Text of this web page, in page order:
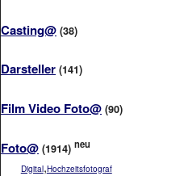
Casting@ (38)
Darsteller (141)
Film Video Foto@ (90)
Foto@ (1914) neu
Digital,Hochzeitsfotograf